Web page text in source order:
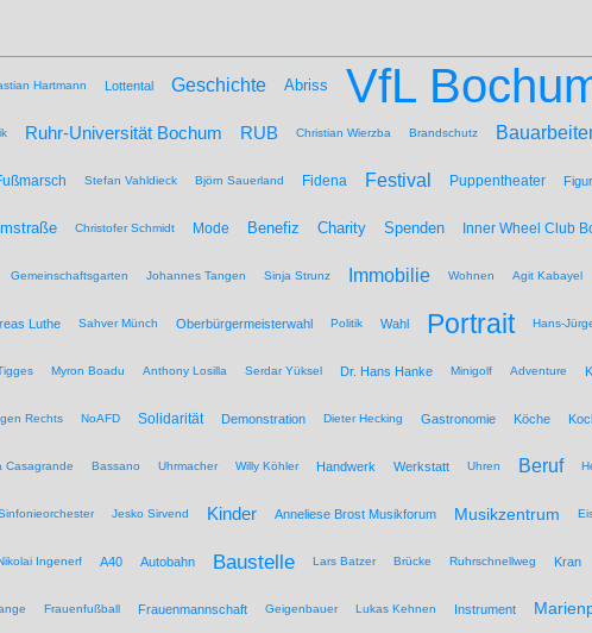
Hartmann Lottental Geschichte Abriss VfL
Ruhr-Universität Bochum RUB Christian Wierzba Brandschutz
Stefan Vahldieck Björn Sauerland Fidena Festival Puppentheater
Christofer Schmidt Mode Benefiz Charity Spenden Inner Wheel Club
Gemeinschaftsgarten Johannes Tangen Sinja Strunz Immobilie Wohnen Agit Kabayel
Luthe Sahver Münch Oberbürgermeisterwahl Politik Wahl Portrait Hans-
Myron Boadu Anthony Losilla Serdar Yüksel Dr. Hans Hanke Minigolf Adventure
Rechts NoAFD Solidarität Demonstration Dieter Hecking Gastronomie Köche
Casagrande Bassano Uhrmacher Willy Köhler Handwerk Werkstatt Uhren Beruf
Jesko Sirvend Kinder Anneliese Brost Musikforum Musikzentrum
Ingenerf A40 Autobahn Baustelle Lars Batzer Brücke Ruhrschnellweg Kran
Frauenfußball Frauenmannschaft Geigenbauer Lukas Kehnen Instrument